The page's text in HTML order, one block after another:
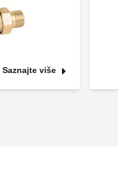
Saznajte više